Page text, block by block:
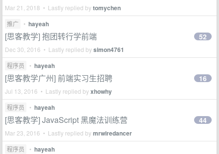
Mar 21, 2018 • Lastly replied bytomychen
推广 • hayeah
[思客教学] 抱团转行学前端
Dec 30, 2016 • Lastly replied bysimon4761
52
程序员 • hayeah
[思客教学广州] 前端实习生招聘
Jul 13, 2016 • Lastly replied byxhowhy
16
程序员 • hayeah
[思客教学] JavaScript 黑魔法训练营
Mar 23, 2016 • Lastly replied bymrwiredancer
44
程序员 • hayeah